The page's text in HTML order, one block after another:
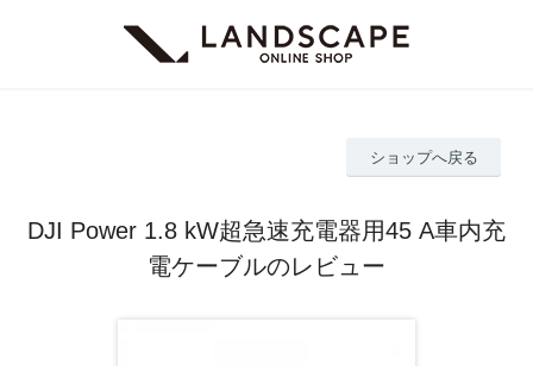
ショップへ戻る
DJI Power 1.8 kW超急速充電器用45 A車内充
電ケーブルのレビュー